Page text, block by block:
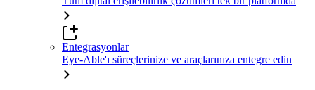
Entegrasyonlar
Eye-Able'ı süreçlerinize ve araçlarınıza entegre edin